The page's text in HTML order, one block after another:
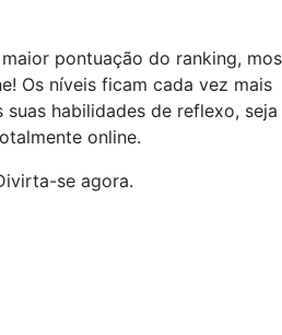
pontuação do ranking,
Os níveis ficam cada vez mais
habilidades de reflexo, seja
online.
se agora.